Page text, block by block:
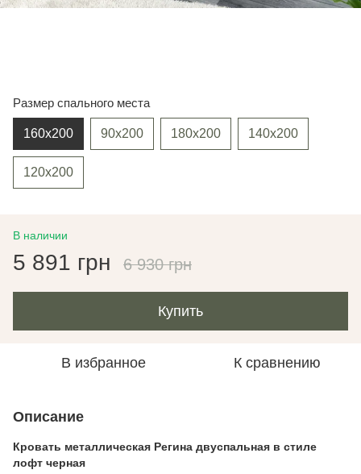
Размер спального места
160х200 90х200 180х200 140х200
120х200
В наличии
5 891 грн 6 930 грн
Купить
В избранное К сравнению
Описание
Кровать металлическая Регина двуспальная в стиле
лофт черная